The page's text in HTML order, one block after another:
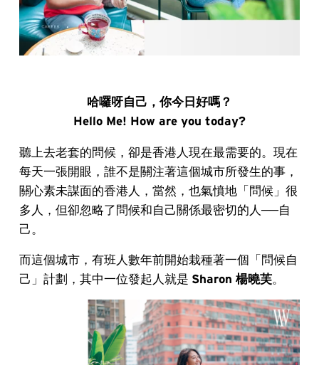
哈囉呀自己，你今日好嗎？
Hello Me! How are you today?
聽上去老套的問候，卻是香港人現在最需要的。現在
每天一張開眼，誰不是關注著這個城市所發生的事，
關心素未謀面的香港人，當然，也氣憤地「問候」很
多人，但卻忽略了問候和自己關係最密切的人──自
己。
而這個城市，有班人數年前開始栽種著一個「問候自
己」計劃，其中一位發起人就是 Sharon 楊曉芙。